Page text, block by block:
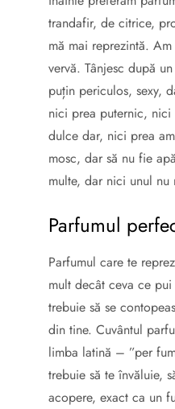
trandafir, de citrice,
mă mai reprezintă.
vervă. Tânjesc după
puțin periculos, sexy,
nici prea puternic,
dulce dar, nici prea
mosc, dar să nu fie
multe, dar nici unul nu
Parfumul
Parfumul care te
mult decât ceva ce
trebuie să se
din tine. Cuvântul
limba latină – ”per
trebuie să te învăluie,
acopere, exact ca un